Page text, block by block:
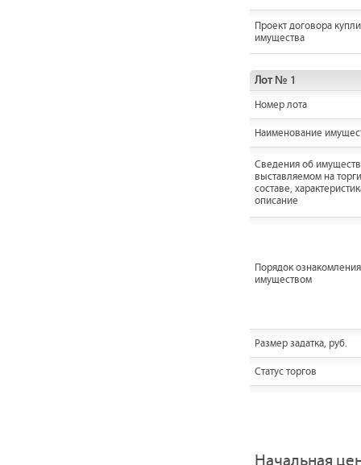
Проект договора
имущества
Лот № 1
Номер лота
Наименование
Cведения об
выставляемом на
составе,
описание
Порядок
имуществом
Размер задатка, руб.
Статус торгов
Начальная